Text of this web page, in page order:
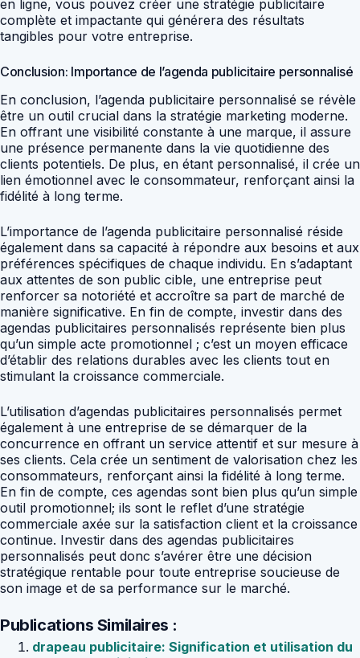
en ligne, vous pouvez créer une stratégie publicitaire
complète et impactante qui générera des résultats
tangibles pour votre entreprise.
Conclusion: Importance de l’agenda publicitaire personnalisé
En conclusion, l’agenda publicitaire personnalisé se révèle
être un outil crucial dans la stratégie marketing moderne.
En offrant une visibilité constante à une marque, il assure
une présence permanente dans la vie quotidienne des
clients potentiels. De plus, en étant personnalisé, il crée un
lien émotionnel avec le consommateur, renforçant ainsi la
fidélité à long terme.
L’importance de l’agenda publicitaire personnalisé réside
également dans sa capacité à répondre aux besoins et aux
préférences spécifiques de chaque individu. En s’adaptant
aux attentes de son public cible, une entreprise peut
renforcer sa notoriété et accroître sa part de marché de
manière significative. En fin de compte, investir dans des
agendas publicitaires personnalisés représente bien plus
qu’un simple acte promotionnel ; c’est un moyen efficace
d’établir des relations durables avec les clients tout en
stimulant la croissance commerciale.
L’utilisation d’agendas publicitaires personnalisés permet
également à une entreprise de se démarquer de la
concurrence en offrant un service attentif et sur mesure à
ses clients. Cela crée un sentiment de valorisation chez les
consommateurs, renforçant ainsi la fidélité à long terme.
En fin de compte, ces agendas sont bien plus qu’un simple
outil promotionnel; ils sont le reflet d’une stratégie
commerciale axée sur la satisfaction client et la croissance
continue. Investir dans des agendas publicitaires
personnalisés peut donc s’avérer être une décision
stratégique rentable pour toute entreprise soucieuse de
son image et de sa performance sur le marché.
Publications Similaires :
drapeau publicitaire: Signification et utilisation du